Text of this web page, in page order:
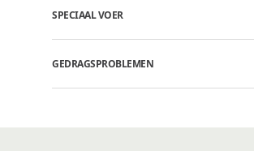
SPECIAAL VOER
GEDRAGSPROBLEMEN